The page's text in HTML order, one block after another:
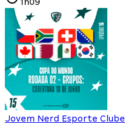
Jovem Nerd Esporte Clube